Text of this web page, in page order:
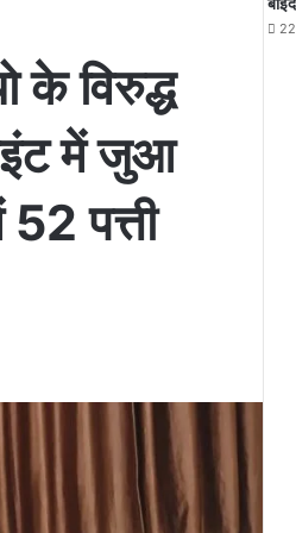
के विरुद्ध
में जुआ
पत्ती